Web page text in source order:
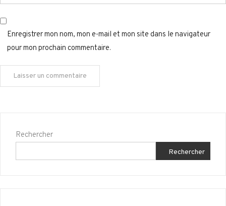
Enregistrer mon nom, mon e-mail et mon site dans le navigateur
pour mon prochain commentaire.
Rechercher
Rechercher